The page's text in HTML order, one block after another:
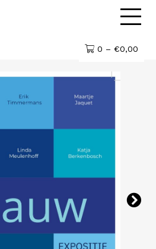
0 – €0,00